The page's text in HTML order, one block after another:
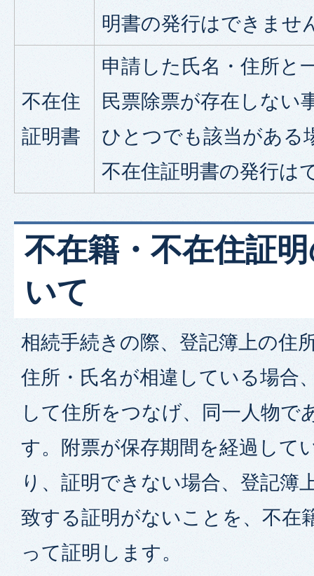
明書の発行はできませ
不在住
証明書
申請した氏名・住所と
民票除票が存在しない
ひとつでも該当がある
不在住証明書の発行は
不在籍・不在住証
いて
相続手続きの際、登記簿上の住
住所・氏名が相違している場合
して住所をつなげ、同一人物で
す。附票が保存期間を経過して
り、証明できない場合、登記簿
致する証明がないことを、不在
って証明します。